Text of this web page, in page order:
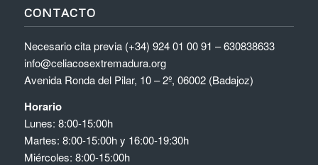
CONTACTO
Necesario cita previa (+34) 924 01 00 91 – 630838633
info@celiacosextremadura.org
Avenida Ronda del Pilar, 10 – 2º, 06002 (Badajoz)
Horario
Lunes: 8:00-15:00h
Martes: 8:00-15:00h y 16:00-19:30h
Miércoles: 8:00-15:00h